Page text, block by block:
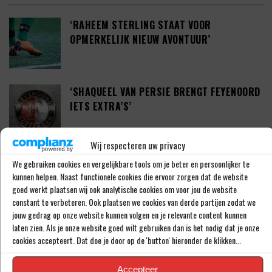
Wij respecteren uw privacy
We gebruiken cookies en vergelijkbare tools om je beter en persoonlijker te
kunnen helpen. Naast functionele cookies die ervoor zorgen dat de website
goed werkt plaatsen wij ook analytische cookies om voor jou de website
constant te verbeteren. Ook plaatsen we cookies van derde partijen zodat we
jouw gedrag op onze website kunnen volgen en je relevante content kunnen
laten zien. Als je onze website goed wilt gebruiken dan is het nodig dat je onze
cookies accepteert. Dat doe je door op de 'button' hieronder de klikken...
Accepteer
‘RAHEEM STERLING STAAT VOOR
OPMERKELIJK NIEUW AVONTUUR’
‘SHAQUEEL VAN PERSIE BRENGT FEYENOORD
IETS EXTRA’S’
DEFINITIEF: IN-BEOM HWANG ZET LOOPBAAN
VOORT BIJ FC PORTO
‘CRYSENSIO SUMMERVILLE DICHT BIJ
AKKOORD MET AS ROMA’